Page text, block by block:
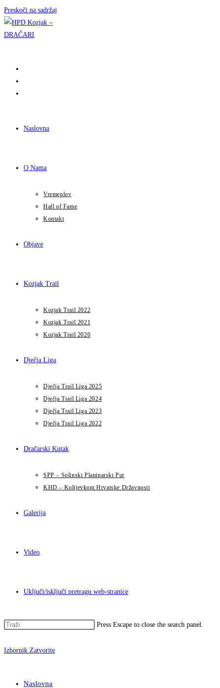
Preskoči na sadržaj
Naslovna
O Nama
Vremeplov
Hall of Fame
Kontakt
Objave
Kozjak Trail
Kozjak Trail 2022
Kozjak Trail 2021
Kozjak Trail 2020
Dječja Liga
Dječja Trail Liga 2025
Dječja Trail Liga 2024
Dječja Trail Liga 2023
Dječja Trail Liga 2022
Dračarski Kutak
SPP – Solinski Planinarski Put
KHD – Kolijevkom Hrvatske Državnosti
Galerija
Video
Uključi/isključi pretragu web-stranice
Press Escape to close the search panel.
Izbornik Zatvorite
Naslovna